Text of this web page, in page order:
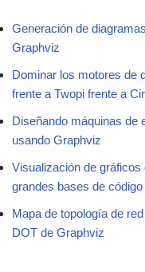
Generación de
Graphviz
Dominar los motores de
frente a Twopi frente a
Diseñando máquinas de
usando Graphviz
Visualización de
grandes bases de
Mapa de topología de
DOT de Graphviz